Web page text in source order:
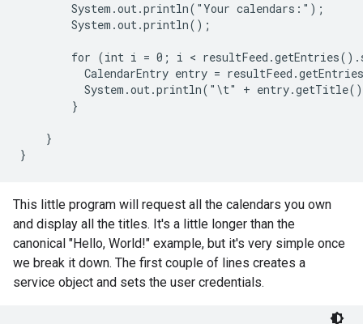
        System.out.println("Your calendars:");
        System.out.println();
for (int i = 0; i <
CalendarEntry entry =
System.out.println("\t" +
        }
    }
}
This little program will request all the calendars you own
and display all the titles. It's a little longer than the
canonical "Hello, World!" example, but it's very simple once
we break it down. The first couple of lines creates a
service object and sets the user credentials.